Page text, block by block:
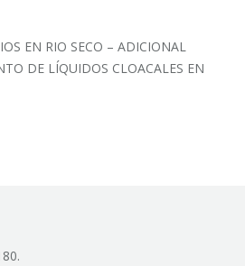
EN RIO SECO – ADICIONAL
DE LÍQUIDOS CLOACALES EN